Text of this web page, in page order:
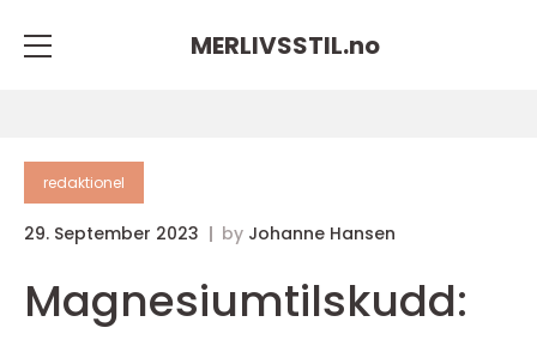
MERLIVSSTIL.no
redaktionel
29. September 2023 by Johanne Hansen
Magnesiumtilskudd: